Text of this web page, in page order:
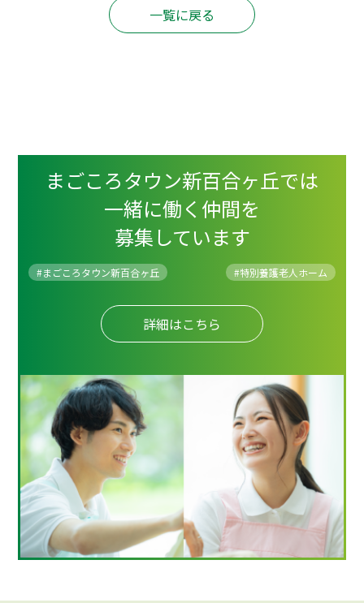
一覧に戻る
まごころタウン新百合ヶ丘では
一緒に働く仲間を
募集しています
#まごころタウン新百合ヶ丘 #特別養護老人ホーム
詳細はこちら